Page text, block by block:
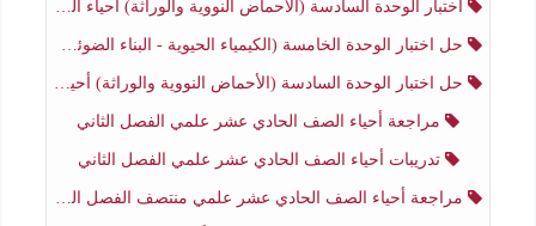
اختبار الوحدة السادسة (الأحماض النووية والوراثة) أحياء الصف الحادي عشر علمي منتصف الفصل الثاني
حل اختبار الوحدة الخامسة (الكيمياء الحيوية - البناء الضوئي) أحياء الصف الحادي عشر علمي الفصل الثاني
حل اختبار الوحدة السادسة (الأحماض النووية والوراثة) أحياء الصف الحادي عشر علمي منتصف الفصل الثاني
مراجعة أحياء الصف الحادي عشر علمي الفصل الثاني
تدريبات أحياء الصف الحادي عشر علمي الفصل الثاني
مراجعة أحياء الصف الحادي عشر علمي منتصف الفصل الثاني